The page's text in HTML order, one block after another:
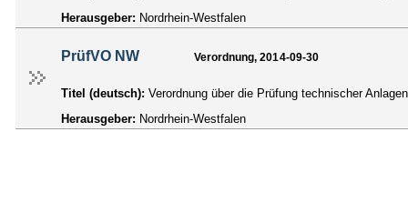
Herausgeber: Nordrhein-Westfalen
PrüfVO NW Verordnung, 2014-09-30
Titel (deutsch): Verordnung über die Prüfung technischer
Herausgeber: Nordrhein-Westfalen